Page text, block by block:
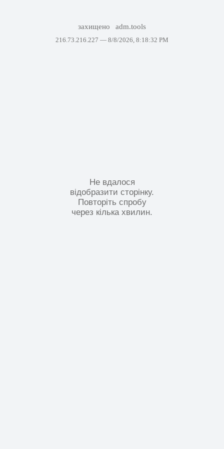
захищено adm.tools
216.73.216.227 — 8/8/2026, 8:18:32 PM
Не вдалося
відобразити сторінку.
Повторіть спробу
через кілька хвилин.